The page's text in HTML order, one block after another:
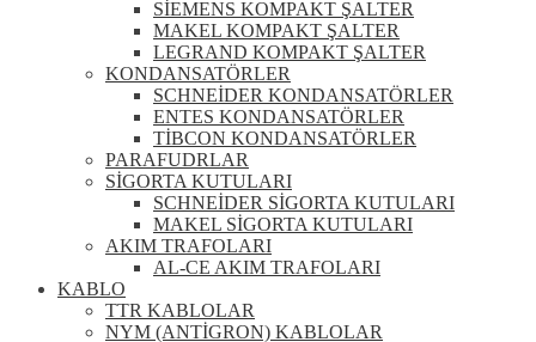
SİEMENS KOMPAKT ŞALTER
MAKEL KOMPAKT ŞALTER
LEGRAND KOMPAKT ŞALTER
KONDANSATÖRLER
SCHNEİDER KONDANSATÖRLER
ENTES KONDANSATÖRLER
TİBCON KONDANSATÖRLER
PARAFUDRLAR
SİGORTA KUTULARI
SCHNEİDER SİGORTA KUTULARI
MAKEL SİGORTA KUTULARI
AKIM TRAFOLARI
AL-CE AKIM TRAFOLARI
KABLO
TTR KABLOLAR
NYM (ANTİGRON) KABLOLAR